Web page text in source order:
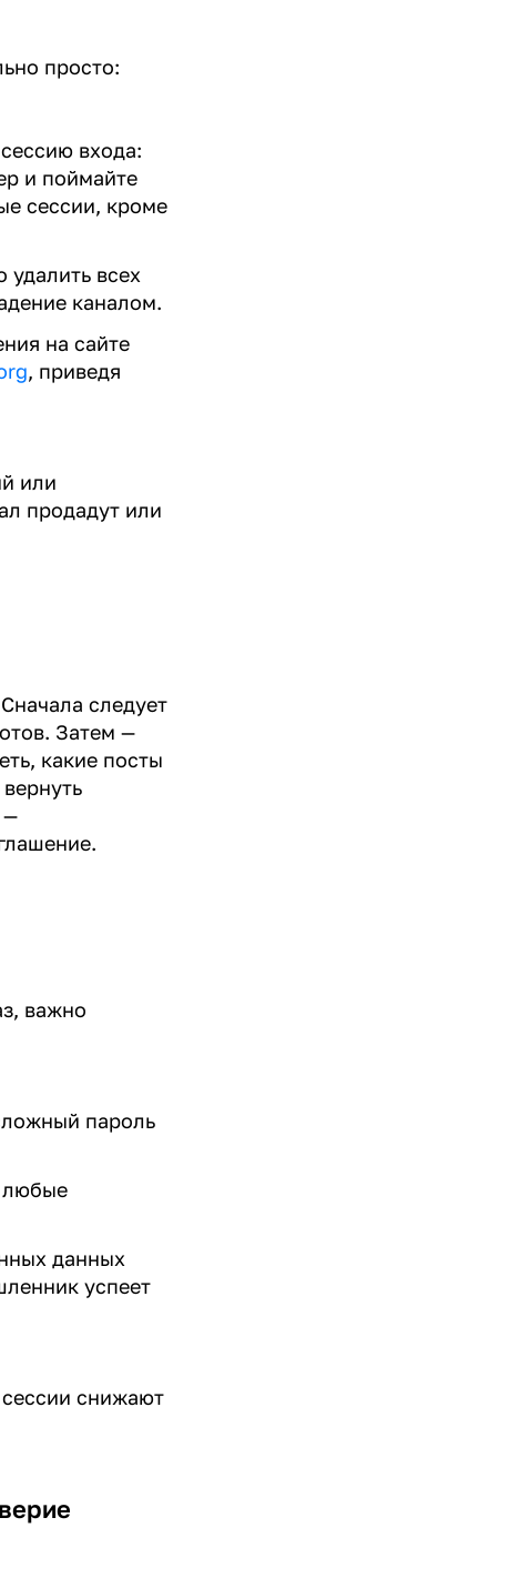
просто:
входа:
и поймайте
сессии, кроме
удалить всех
каналом.
на сайте
, приведя
или
продадут или
следует
Затем —
какие посты
—
важно
пароль
любые
данных
успеет
снижают